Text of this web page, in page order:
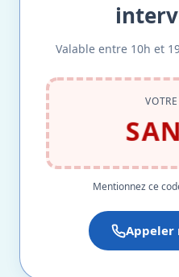
Valable entre 10h et
Mentionnez ce
Appeler